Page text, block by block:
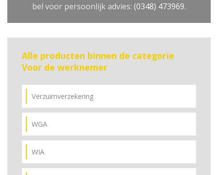
bel voor persoonlijk advies: (0348) 473969.
Alle producten binnen de categorie
Voor de werknemer
Verzuimverzekering
WGA
WIA